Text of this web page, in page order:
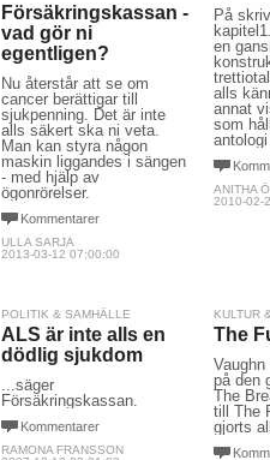
Försäkringskassan -
vad gör ni
egentligen?
Nu återstår att se om
cancer berättigar till
sjukpenning. Det är inte
alls säkert ska ni veta.
Man kan styra någon
maskin liggandes i sängen
- med hjälp av
ögonrörelser.
Kommentarer
ULLA SARJA
2013-03-12 07:00:00
På
en
alls
annat
som
ANITHA
2010-02-
POLITIK & SAMHÄLLE
ALS är inte alls en
dödlig sjukdom
...säger
Försäkringskassan.
Kommentarer
RAMONA FRANSSON
KULTUR
The
på den
The
till The
gjorts